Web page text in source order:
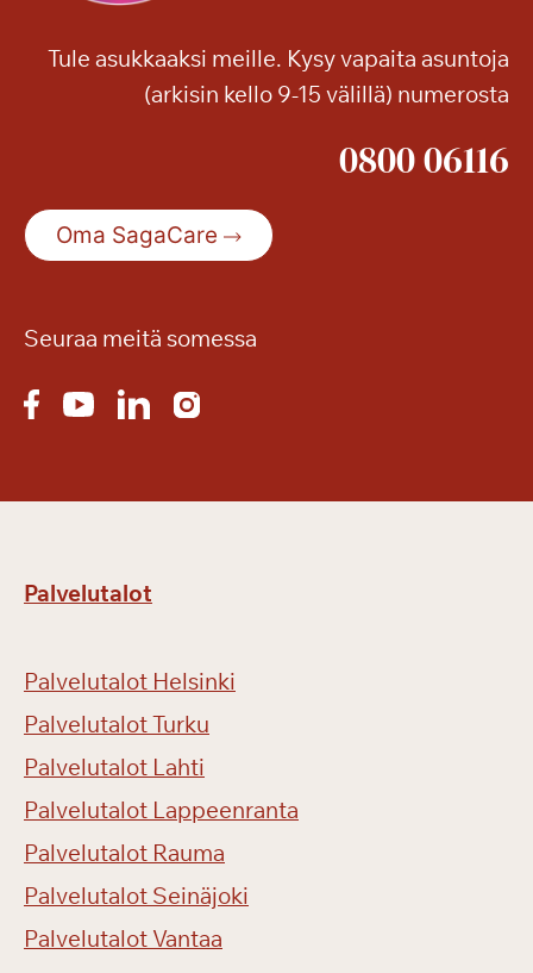
Tule asukkaaksi meille. Kysy vapaita asuntoja
(arkisin kello 9-15 välillä) numerosta
0800 06116
Oma SagaCare
Seuraa meitä somessa
Palvelutalot
Palvelutalot Helsinki
Palvelutalot Turku
Palvelutalot Lahti
Palvelutalot Lappeenranta
Palvelutalot Rauma
Palvelutalot Seinäjoki
Palvelutalot Vantaa